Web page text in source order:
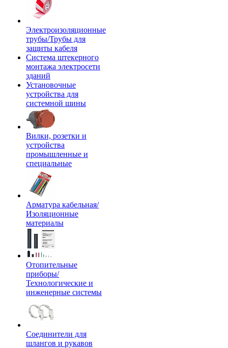
Электроизоляционные
трубы/Трубы для
защиты кабеля
Система штекерного
монтажа электросети
зданий
Установочные
устройства для
системной шины
Вилки, розетки и
устройства
промышленные и
специальные
Арматура кабельная/
Изоляционные
материалы
Отопительные
приборы/
Технологические и
инженерные системы
Соединители для
шлангов и рукавов